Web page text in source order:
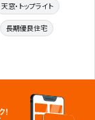
天窓・トップライト
長期優良住宅